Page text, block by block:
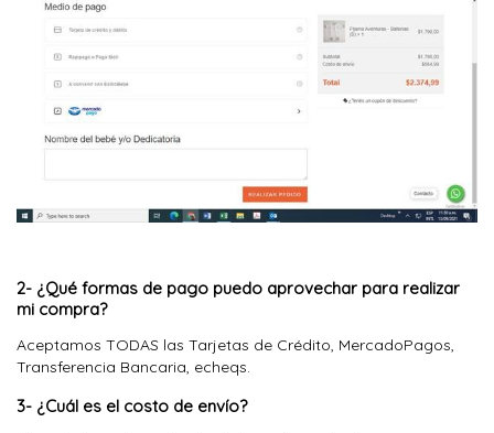
2- ¿Qué formas de pago puedo aprovechar para realizar
mi compra?
Aceptamos TODAS las Tarjetas de Crédito, MercadoPagos,
Transferencia Bancaria, echeqs.
3- ¿Cuál es el costo de envío?